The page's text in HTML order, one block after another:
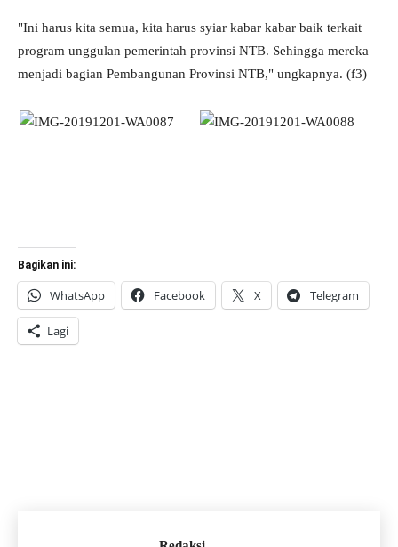
"Ini harus kita semua, kita harus syiar kabar kabar baik terkait
program unggulan pemerintah provinsi NTB. Sehingga mereka
menjadi bagian Pembangunan Provinsi NTB," ungkapnya. (f3)
Bagikan ini:
WhatsApp Facebook X Telegram
Lagi